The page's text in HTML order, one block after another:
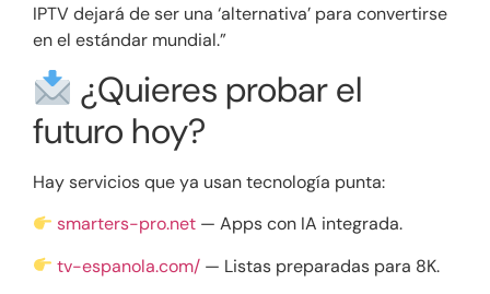
IPTV dejará de ser una ‘alternativa’ para convertirse
en el estándar mundial.”
¿Quieres probar el
futuro hoy?
Hay servicios que ya usan tecnología punta:
smarters-pro.net — Apps con IA integrada.
tv-espanola.com/ — Listas preparadas para 8K.